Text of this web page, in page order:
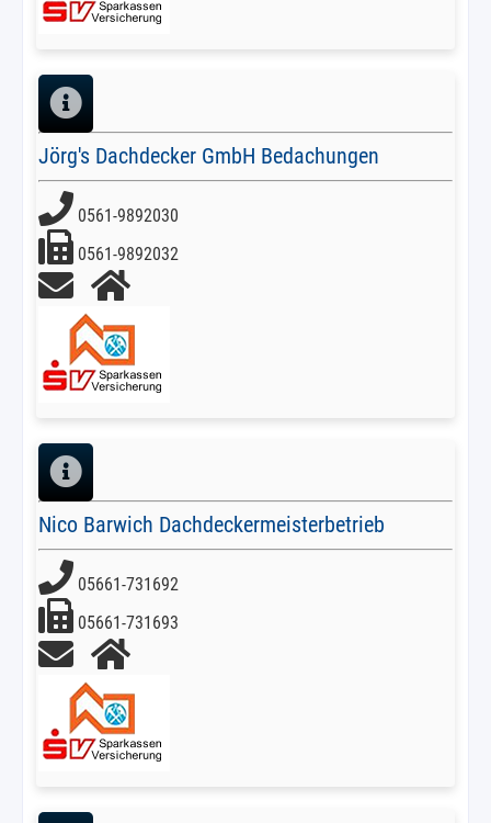
Jörg's Dachdecker GmbH Bedachungen
0561-9892030
0561-9892032
Nico Barwich Dachdeckermeisterbetrieb
05661-731692
05661-731693